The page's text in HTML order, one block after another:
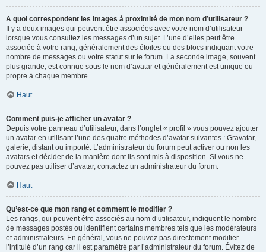
A quoi correspondent les images à proximité de mon nom d’utilisateur ?
Il y a deux images qui peuvent être associées avec votre nom d’utilisateur
lorsque vous consultez les messages d’un sujet. L’une d’elles peut être
associée à votre rang, généralement des étoiles ou des blocs indiquant votre
nombre de messages ou votre statut sur le forum. La seconde image, souvent
plus grande, est connue sous le nom d’avatar et généralement est unique ou
propre à chaque membre.
Haut
Comment puis-je afficher un avatar ?
Depuis votre panneau d’utilisateur, dans l’onglet « profil » vous pouvez ajouter
un avatar en utilisant l’une des quatre méthodes d’avatar suivantes : Gravatar,
galerie, distant ou importé. L’administrateur du forum peut activer ou non les
avatars et décider de la manière dont ils sont mis à disposition. Si vous ne
pouvez pas utiliser d’avatar, contactez un administrateur du forum.
Haut
Qu’est-ce que mon rang et comment le modifier ?
Les rangs, qui peuvent être associés au nom d’utilisateur, indiquent le nombre
de messages postés ou identifient certains membres tels que les modérateurs
et administrateurs. En général, vous ne pouvez pas directement modifier
l’intitulé d’un rang car il est paramétré par l’administrateur du forum. Évitez de